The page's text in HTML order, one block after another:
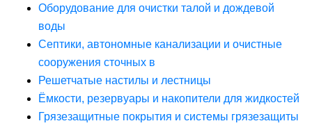
Оборудование для очистки талой и дождевой
воды
Септики, автономные канализации и очистные
сооружения сточных в
Решетчатые настилы и лестницы
Ёмкости, резервуары и накопители для жидкостей
Грязезащитные покрытия и системы грязезащиты